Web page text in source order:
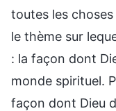
toutes les
le thème sur
: la façon dont
monde spirituel.
façon dont Dieu